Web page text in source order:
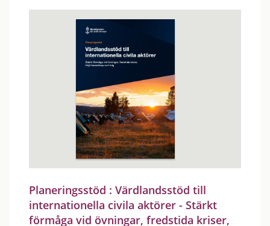
Planeringsstöd : Värdlandsstöd till
internationella civila aktörer - Stärkt
förmåga vid övningar, fredstida kriser,